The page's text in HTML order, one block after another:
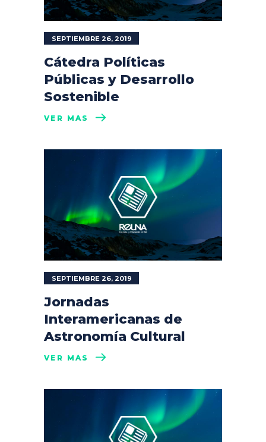
SEPTIEMBRE 26, 2019
Cátedra Políticas
Públicas y Desarrollo
Sostenible
VER MÁS
SEPTIEMBRE 26, 2019
Jornadas
Interamericanas de
Astronomía Cultural
VER MÁS